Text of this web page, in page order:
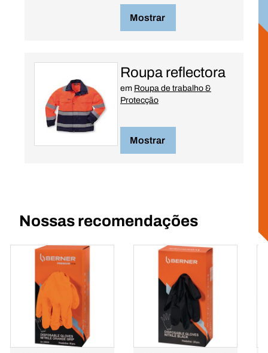
Mostrar
Roupa reflectora
em Roupa de trabalho &
Protecção
Mostrar
Nossas recomendações